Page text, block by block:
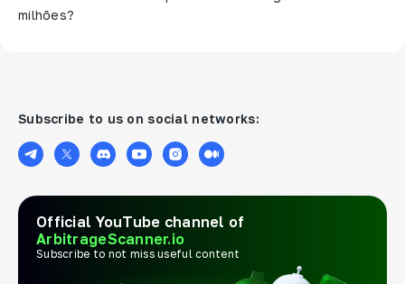
milhões?
Subscribe to us on social networks:
Official YouTube channel of
ArbitrageScanner.io
Subscribe to not miss useful content